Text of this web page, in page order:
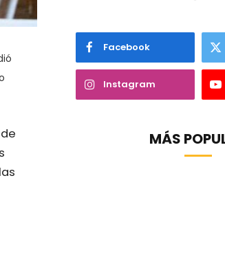
Facebook
Instagram
MÁS